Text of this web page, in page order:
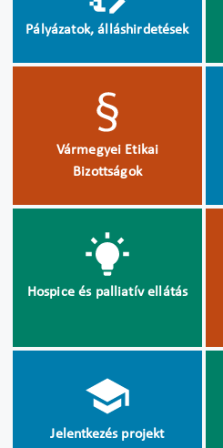
Pályázatok, álláshirdetések
Vármegyei Etikai
Bizottságok
Hospice és palliatív ellátás
Jelentkezés projekt